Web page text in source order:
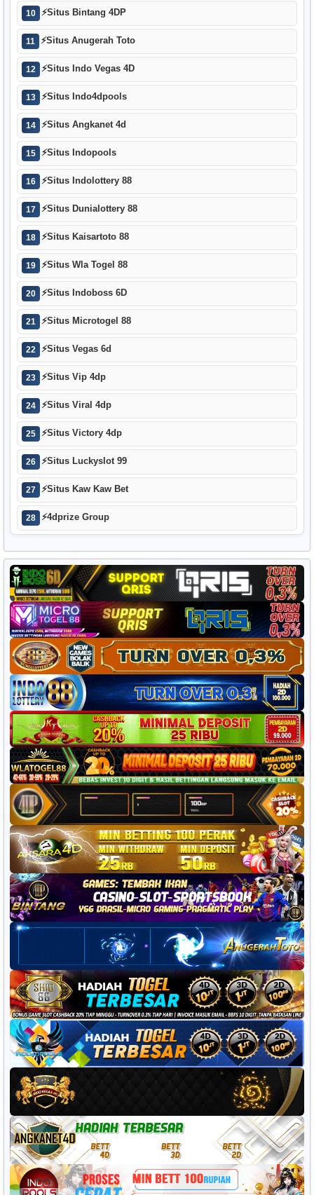
10 ⚡Situs Bintang 4DP
11 ⚡Situs Anugerah Toto
12 ⚡Situs Indo Vegas 4D
13 ⚡Situs Indo4dpools
14 ⚡Situs Angkanet 4d
15 ⚡Situs Indopools
16 ⚡Situs Indolottery 88
17 ⚡Situs Dunialottery 88
18 ⚡Situs Kaisartoto 88
19 ⚡Situs Wla Togel 88
20 ⚡Situs Indoboss 6D
21 ⚡Situs Microtogel 88
22 ⚡Situs Vegas 6d
23 ⚡Situs Vip 4dp
24 ⚡Situs Viral 4dp
25 ⚡Situs Victory 4dp
26 ⚡Situs Luckyslot 99
27 ⚡Situs Kaw Kaw Bet
28 ⚡4dprize Group